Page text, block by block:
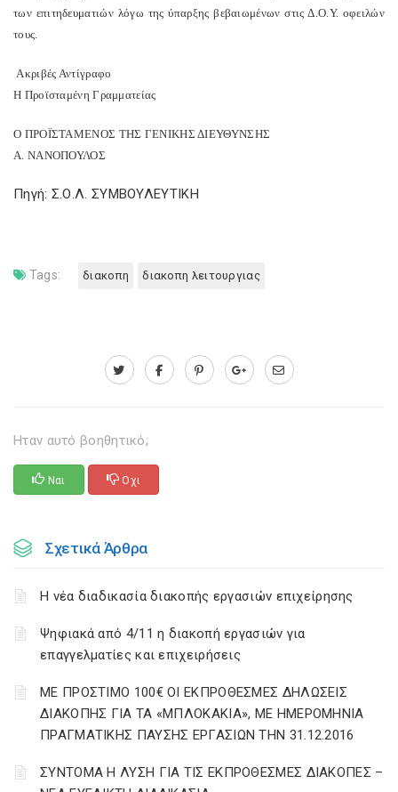
των επιτηδευματιών λόγω της ύπαρξης βεβαιωμένων στις Δ.Ο.Υ. οφειλών
τους.
Ακριβές Αντίγραφο
Η Προϊσταμένη Γραμματείας
Ο ΠΡΟΪΣΤΑΜΕΝΟΣ ΤΗΣ ΓΕΝΙΚΗΣ ΔΙΕΥΘΥΝΣΗΣ
Α. ΝΑΝΟΠΟΥΛΟΣ
Πηγή: Σ.Ο.Λ. ΣΥΜΒΟΥΛΕΥΤΙΚΗ
Tags: διακοπη διακοπη λειτουργιας
Ηταν αυτό βοηθητικό;
Ναι Οχι
Σχετικά Άρθρα
Η νέα διαδικασία διακοπής εργασιών επιχείρησης
Ψηφιακά από 4/11 η διακοπή εργασιών για
επαγγελματίες και επιχειρήσεις
ΜΕ ΠΡΟΣΤΙΜΟ 100€ ΟΙ ΕΚΠΡΟΘΕΣΜΕΣ ΔΗΛΩΣΕΙΣ
ΔΙΑΚΟΠΗΣ ΓΙΑ ΤΑ «ΜΠΛΟΚΑΚΙΑ», ΜΕ ΗΜΕΡΟΜΗΝΙΑ
ΠΡΑΓΜΑΤΙΚΗΣ ΠΑΥΣΗΣ ΕΡΓΑΣΙΩΝ ΤΗΝ 31.12.2016
ΣΥΝΤΟΜΑ Η ΛΥΣΗ ΓΙΑ ΤΙΣ ΕΚΠΡΟΘΕΣΜΕΣ ΔΙΑΚΟΠΕΣ –